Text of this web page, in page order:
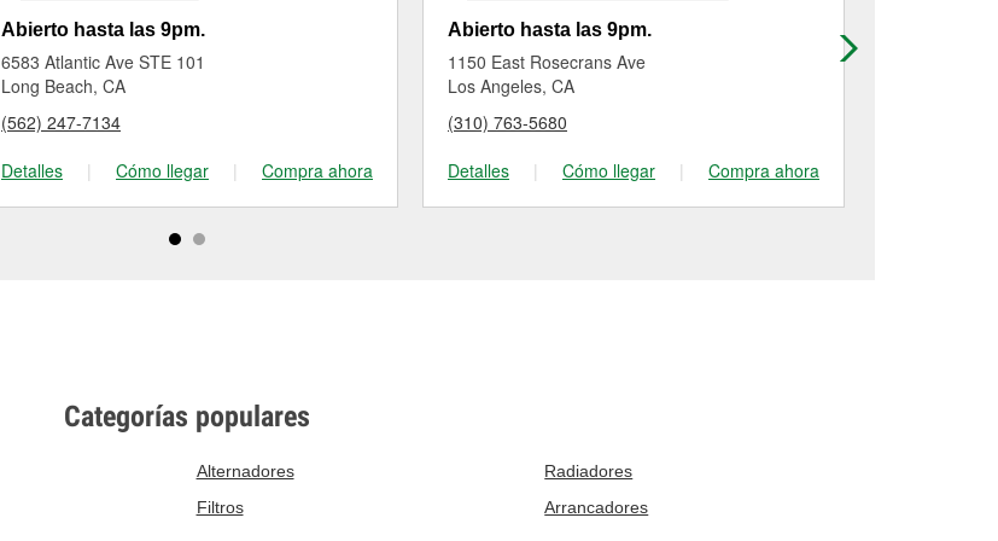
Abierto hasta las 9pm.
6583 Atlantic Ave STE 101
Long Beach, CA
(562) 247-7134
Detalles
| Cómo llegar | Compra ahora
Abierto hasta las 9pm.
1150 East Rosecrans Ave
Los Angeles, CA
(310) 763-5680
Detalles
| Cómo llegar | Compra ahora
Categorías populares
Alternadores
Radiadores
Filtros Arrancadores